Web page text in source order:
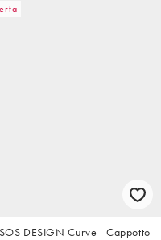
DESIGN Curve - Cappotto